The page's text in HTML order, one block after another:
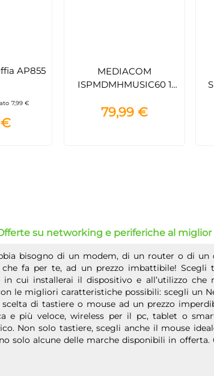
AP855
7,99 €
€
MEDIACOM
ISPMDMHMUSIC60 1
79,99 €
su networking e periferiche al miglior
bisogno di un modem, di un router o di un
fa per te, ad un prezzo imbattibile!
in cui installerai il dispositivo e all’utilizzo
le migliori caratteristiche possibili: scegli un
scelta di tastiere o mouse ad un prezzo
e più veloce, wireless per il pc, tablet o
Non solo tastiere, scegli anche il mouse
solo alcune delle marche disponibili in